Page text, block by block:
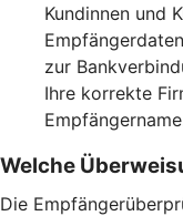
Kundinnen und
zur
Ihre korrekte
Welche
Die